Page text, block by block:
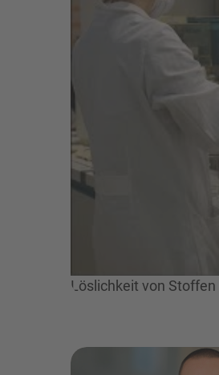
Löslichkeit von